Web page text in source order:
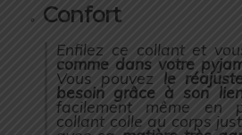
Confort
Enfilez ce collant et
comme dans votre
Vous pouvez le
besoin grâce à son
facilement même en
collant colle au corps